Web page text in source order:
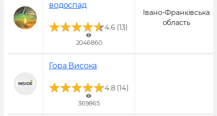
водоспад
4.6(13)
2046860
Івано-Франківська
область
Гора Висока
4.8(14)
369865